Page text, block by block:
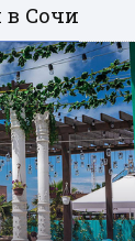
Сочи